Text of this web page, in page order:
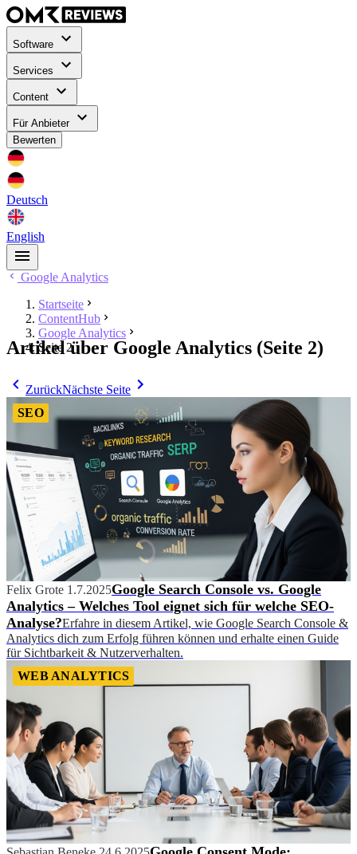
Software
Services
Content
Für Anbieter
Bewerten
Deutsch
English
Google Analytics
Startseite
ContentHub
Google Analytics
Seite 2
Artikel über Google Analytics (Seite 2)
ZurückNächste Seite
SEO
Felix Grote 1.7.2025Google Search Console vs. Google
Analytics – Welches Tool eignet sich für welche SEO-
Analyse?Erfahre in diesem Artikel, wie Google Search Console &
Analytics dich zum Erfolg führen können und erhalte einen Guide
für Sichtbarkeit & Nutzerverhalten.
WEB ANALYTICS